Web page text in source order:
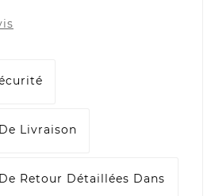
Livraison
Retour Détaillées Dans